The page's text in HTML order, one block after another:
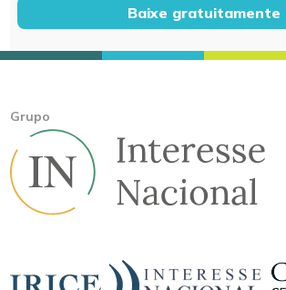
Baixe gratuitamente
Grupo